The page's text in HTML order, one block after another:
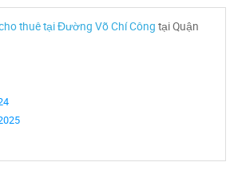
thuê tại Đường Võ Chí Công tại Quận